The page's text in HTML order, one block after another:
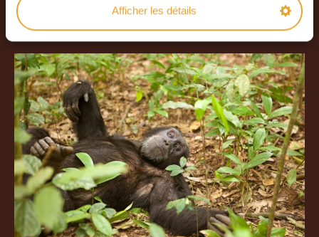
Afficher les détails